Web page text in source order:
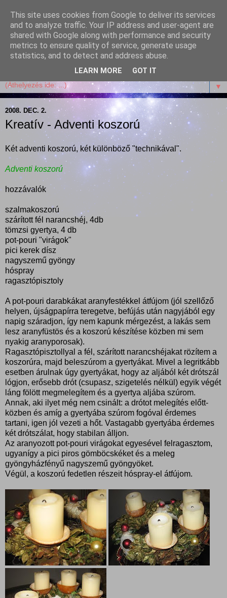
Garffyka
Szösszenetek a konyhámból, az életemből. Mosollyal,
receptekkel, vidámsággal, marcipánnal, csokival.
▼
2008. DEC. 2.
Kreatív - Adventi koszorú
Két adventi koszorú, két különböző "technikával".
Adventi koszorú
hozzávalók
szalmakoszorú
szárított fél narancshéj, 4db
tömzsi gyertya, 4 db
pot-pouri "virágok"
pici kerek dísz
nagyszemű gyöngy
hóspray
ragasztópisztoly
A pot-pouri darabkákat aranyfestékkel átfújom (jól szellőző
helyen, újságpapírra teregetve, befújás után nagyjából egy
napig száradjon, így nem kapunk mérgezést, a lakás sem
lesz aranyfüstös és a koszorú készítése közben mi sem
nyakig aranyporosak).
Ragasztópisztollyal a fél, szárított narancshéjakat rözítem a
koszorúra, majd beleszúrom a gyertyákat. Mivel a legritkább
esetben árulnak úgy gyertyákat, hogy az aljából két drótszál
lógjon, erősebb drót (csupasz, szigetelés nélkül) egyik végét
láng fölött megmelegítem és a gyertya aljába szúrom.
Annak, aki ilyet még nem csinált: a drótot melegítés előtt-
közben és amíg a gyertyába szúrom fogóval érdemes
tartani, igen jól vezeti a hőt. Vastagabb gyertyába érdemes
két drótszálat, hogy stabilan álljon.
Az aranyozott pot-pouri virágokat egyesével felragasztom,
ugyanígy a pici piros gömböcskéket és a meleg
gyöngyházfényű nagyszemű gyöngyöket.
Végül, a koszorú fedetlen részeit hóspray-el átfújom.
This site uses cookies from Google to deliver its services
and to analyze traffic. Your IP address and user-agent are
shared with Google along with performance and security
metrics to ensure quality of service, generate usage
statistics, and to detect and address abuse.
LEARN MORE GOT IT